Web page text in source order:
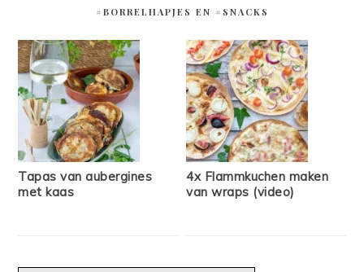
#BORRELHAPJES EN #SNACKS
Tapas van aubergines
met kaas
4x Flammkuchen maken
van wraps (video)